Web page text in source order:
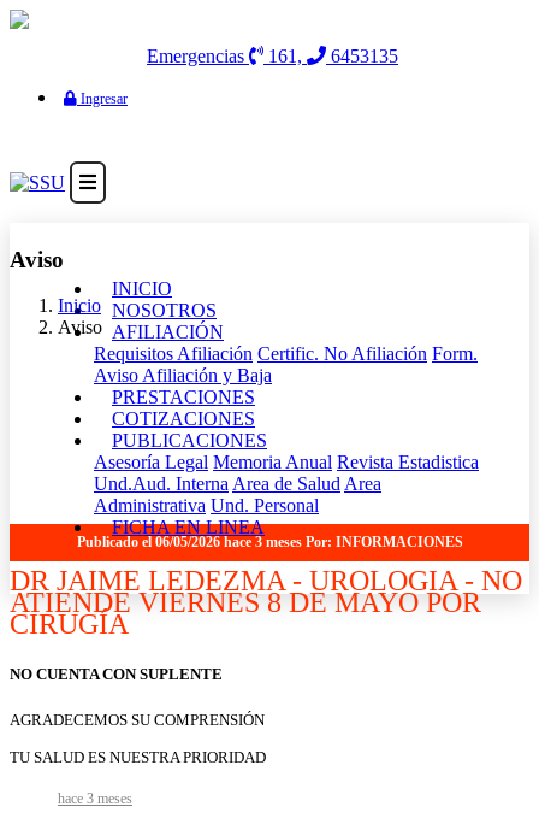
Emergencias 161, 6453135
Ingresar
INICIO
NOSOTROS
AFILIACIÓN
Requisitos Afiliación Certific. No Afiliación Form.
Aviso Afiliación y Baja
PRESTACIONES
COTIZACIONES
PUBLICACIONES
Asesoría Legal Memoria Anual Revista Estadistica
Und.Aud. Interna Area de Salud Area
Administrativa Und. Personal
FICHA EN LINEA
Aviso
Inicio
Aviso
Publicado el 06/05/2026 hace 3 meses Por: INFORMACIONES
DR JAIME LEDEZMA - UROLOGIA - NO
ATIENDE VIERNES 8 DE MAYO POR
CIRUGÍA
NO CUENTA CON SUPLENTE
AGRADECEMOS SU COMPRENSIÓN
TU SALUD ES NUESTRA PRIORIDAD
hace 3 meses